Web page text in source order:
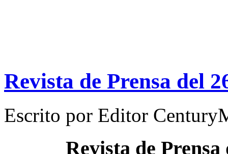
Revista de Prensa del
Escrito por Editor
Revista de